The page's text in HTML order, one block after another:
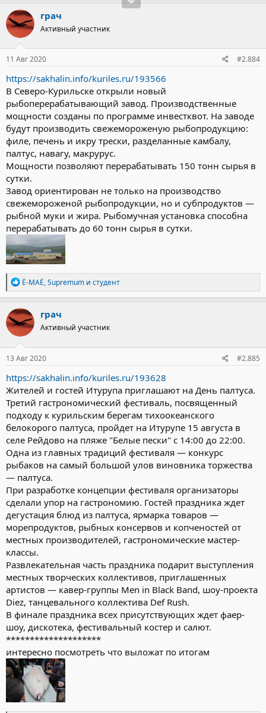
грач
Активный участник
11 Авг 2020 #2.884
https://sakhalin.info/kuriles.ru/193566
В Северо-Курильске открыли новый
рыбоперерабатывающий завод. Производственные
мощности созданы по программе инвестквот. На заводе
будут производить свежемороженую рыбопродукцию:
филе, печень и икру трески, разделанные камбалу,
палтус, навагу, макрурус.
Мощности позволяют перерабатывать 150 тонн сырья в
сутки.
Завод ориентирован не только на производство
свежемороженой рыбопродукции, но и субпродуктов —
рыбной муки и жира. Рыбомучная установка способна
перерабатывать до 60 тонн сырья в сутки.
Р
е
а
к
ц
и
и
:
Ё-МАЁ,Supremum и студент
грач
Активный участник
13 Авг 2020 #2.885
https://sakhalin.info/kuriles.ru/193628
Жителей и гостей Итурупа приглашают на День палтуса.
Третий гастрономический фестиваль, посвященный
подходу к курильским берегам тихоокеанского
белокорого палтуса, пройдет на Итурупе 15 августа в
селе Рейдово на пляже "Белые пески" с 14:00 до 22:00.
Одна из главных традиций фестиваля — конкурс
рыбаков на самый большой улов виновника торжества
— палтуса.
При разработке концепции фестиваля организаторы
сделали упор на гастрономию. Гостей праздника ждет
дегустация блюд из палтуса, ярмарка товаров —
морепродуктов, рыбных консервов и копченостей от
местных производителей, гастрономические мастер-
классы.
Развлекательная часть праздника подарит выступления
местных творческих коллективов, приглашенных
артистов — кавер-группы Men in Black Band, шоу-проекта
Diez, танцевального коллектива Def Rush.
В финале праздника всех присутствующих ждет фаер-
шоу, дискотека, фестивальный костер и салют.
********************
интересно посмотреть что выложат по итогам